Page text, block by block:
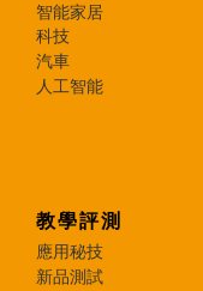
智能家居
科技
汽車
人工智能
教學評測
應用秘技
新品測試